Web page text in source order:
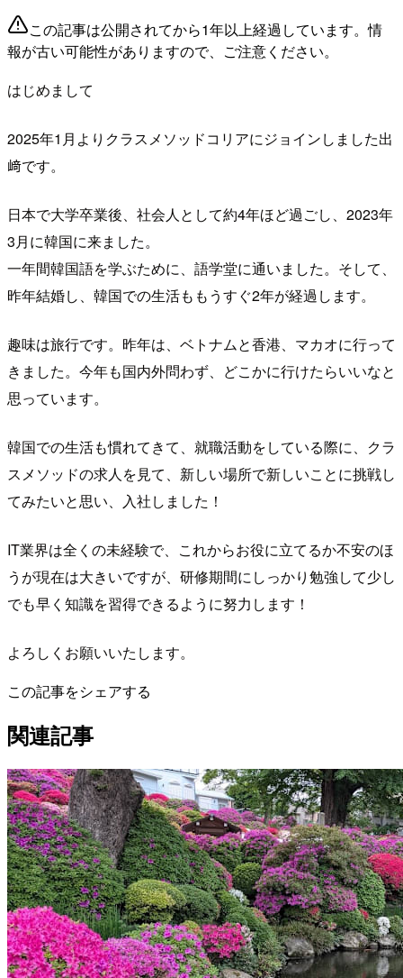
この記事は公開されてから1年以上経過しています。情
報が古い可能性がありますので、ご注意ください。
はじめまして
2025年1月よりクラスメソッドコリアにジョインしました出
﨑です。
日本で大学卒業後、社会人として約4年ほど過ごし、2023年
3月に韓国に来ました。
一年間韓国語を学ぶために、語学堂に通いました。そして、
昨年結婚し、韓国での生活ももうすぐ2年が経過します。
趣味は旅行です。昨年は、ベトナムと香港、マカオに行って
きました。今年も国内外問わず、どこかに行けたらいいなと
思っています。
韓国での生活も慣れてきて、就職活動をしている際に、クラ
スメソッドの求人を見て、新しい場所で新しいことに挑戦し
てみたいと思い、入社しました！
IT業界は全くの未経験で、これからお役に立てるか不安のほ
うが現在は大きいですが、研修期間にしっかり勉強して少し
でも早く知識を習得できるように努力します！
よろしくお願いいたします。
この記事をシェアする
関連記事